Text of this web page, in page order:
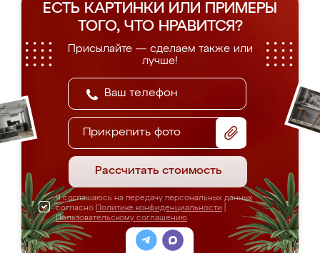
ЕСТЬ КАРТИНКИ ИЛИ ПРИМЕРЫ
ТОГО, ЧТО НРАВИТСЯ?
Присылайте — сделаем также или
лучше!
Прикрепить фото
Рассчитать стоимость
Я соглашаюсь на передачу персональных данных
согласно Политике конфиденциальности
Пользовательскому соглашению